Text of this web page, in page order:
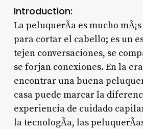
Introduction:
La peluquerÃ­a es mucho
para cortar el cabello; es un
tejen conversaciones, se
se forjan conexiones. En la
encontrar una buena
casa puede marcar la
experiencia de cuidado
la tecnologÃ­a, las